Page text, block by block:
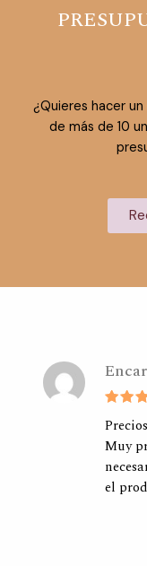
¿Quieres hacer
de más de 10
con5
5
Muy
el